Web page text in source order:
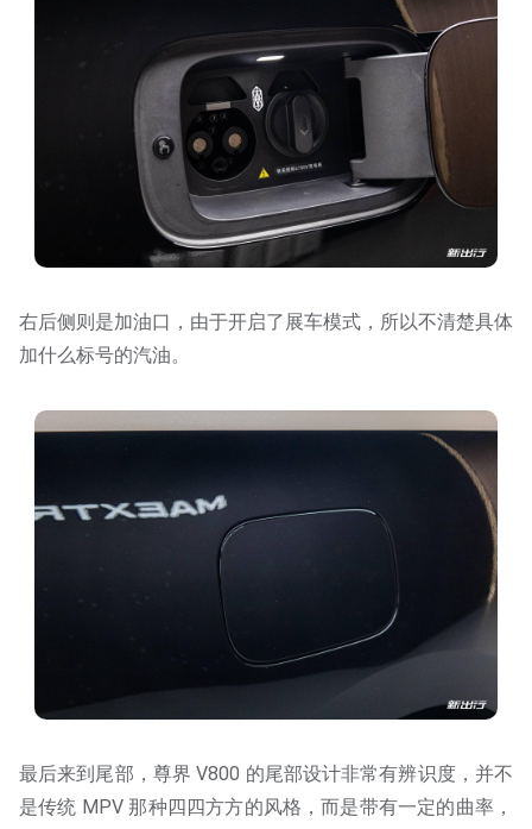
右后侧则是加油口，由于开启了展车模式，所以不清楚具体
加什么标号的汽油。
最后来到尾部，尊界 V800 的尾部设计非常有辨识度，并不
是传统 MPV 那种四四方方的风格，而是带有一定的曲率，